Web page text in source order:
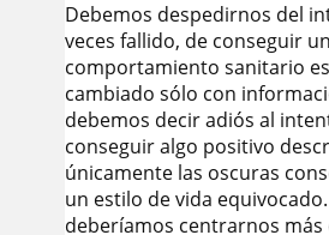
Debemos despedirnos del
veces fallido, de conseguir un
comportamiento sanitario
cambiado sólo con
debemos decir adiós al
conseguir algo positivo
únicamente las oscuras
un estilo de vida
deberíamos centrarnos más